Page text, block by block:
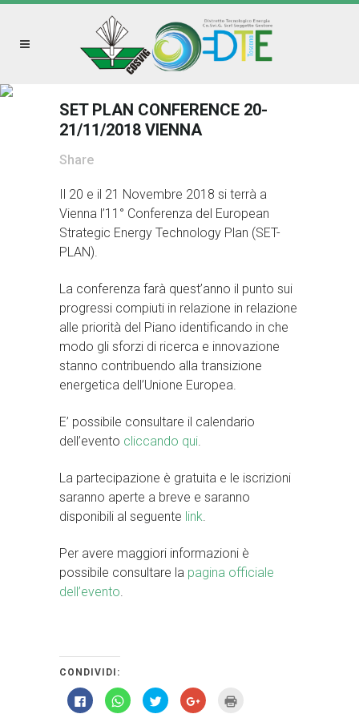
SET PLAN CONFERENCE 20-
21/11/2018 VIENNA
Share
Il 20 e il 21 Novembre 2018 si terrà a
Vienna l’11° Conferenza del European
Strategic Energy Technology Plan (SET-
PLAN).
La conferenza farà quest’anno il punto sui
progressi compiuti in relazione in relazione
alle priorità del Piano identificando in che
modo gli sforzi di ricerca e innovazione
stanno contribuendo alla transizione
energetica dell’Unione Europea.
E’ possibile consultare il calendario
dell’evento cliccando qui.
La partecipazione è gratuita e le iscrizioni
saranno aperte a breve e saranno
disponibili al seguente link.
Per avere maggiori informazioni è
possibile consultare la pagina officiale
dell’evento.
CONDIVIDI:
Fai
clic
Fai
clic
Fai
clic
Fai
clic